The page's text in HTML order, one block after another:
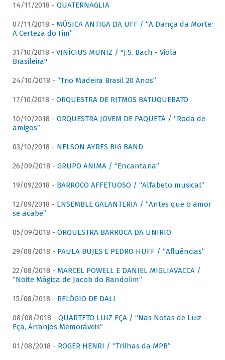
14/11/2018 - QUATERNAGLIA
07/11/2018 - MÚSICA ANTIGA DA UFF / “A Dança da Morte:
A Certeza do Fim”
31/10/2018 - VINÍCIUS MUNIZ / "J.S. Bach - Viola
Brasileira"
24/10/2018 - “Trio Madeira Brasil 20 Anos”
17/10/2018 - ORQUESTRA DE RITMOS BATUQUEBATO
10/10/2018 - ORQUESTRA JOVEM DE PAQUETÁ / “Roda de
amigos”
03/10/2018 - NELSON AYRES BIG BAND
26/09/2018 - GRUPO ANIMA / “Encantaria”
19/09/2018 - BARROCO AFFETUOSO / “Alfabeto musical”
12/09/2018 - ENSEMBLE GALANTERIA / “Antes que o amor
se acabe”
05/09/2018 - ORQUESTRA BARROCA DA UNIRIO
29/08/2018 - PAULA BUJES E PEDRO HUFF / “Afluências”
22/08/2018 - MARCEL POWELL E DANIEL MIGLIAVACCA /
“Noite Mágica de Jacob do Bandolim”
15/08/2018 - RELÓGIO DE DALI
08/08/2018 - QUARTETO LUIZ EÇA / “Nas Notas de Luiz
Eça, Arranjos Memoráveis”
01/08/2018 - ROGER HENRI / “Trilhas da MPB”